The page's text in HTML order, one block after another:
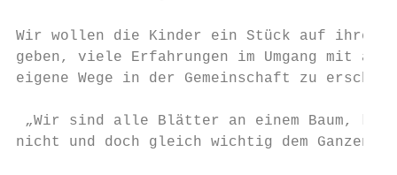
Wir wollen die Kinder ein Stück auf ihrem
geben, viele Erfahrungen im Umgang mit
eigene Wege in der Gemeinschaft zu
„Wir sind alle Blätter an einem Baum,
nicht und doch gleich wichtig dem